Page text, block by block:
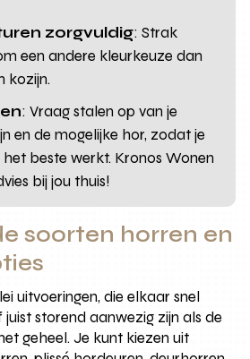
zorgvuldig: Strak
een andere kleurkeuze dan
kozijn.
: Vraag stalen op van je
en de mogelijke hor, zodat je
beste werkt. Kronos Wonen
bij jou thuis!
soorten horren en
uitvoeringen, die elkaar snel
storend aanwezig zijn als de
geheel. Je kunt kiezen uit